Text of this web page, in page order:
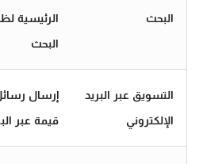
البحث
الرئيسية
البحث
التسويق عبر البريد
الإلكتروني
إرسال
قيمة عبر